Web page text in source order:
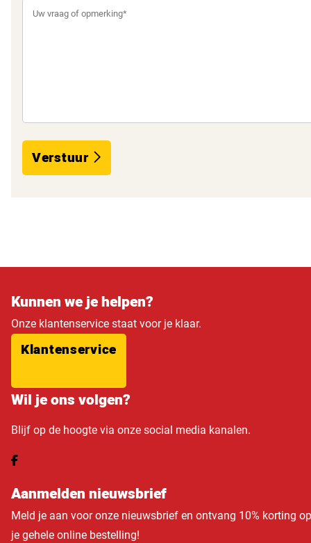
Verstuur
Kunnen we je helpen?
Onze klantenservice staat voor je klaar.
Klantenservice
Wil je ons volgen?
Blijf op de hoogte via onze social media kanalen.
Aanmelden nieuwsbrief
Meld je aan voor onze nieuwsbrief en ontvang 10% korting op
je gehele online bestelling!